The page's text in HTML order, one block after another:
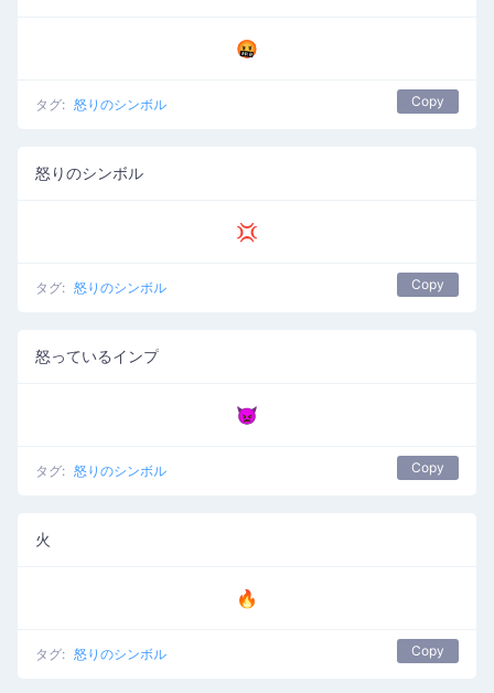
🤬
タグ: 怒りのシンボル Copy
怒りのシンボル
💢
タグ: 怒りのシンボル Copy
怒っているインプ
👿
タグ: 怒りのシンボル Copy
火
🔥
タグ: 怒りのシンボル Copy